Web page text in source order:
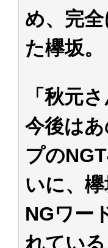
め、完
た欅坂。
「秋元
今後は
プの
いに、
NGワー
れている